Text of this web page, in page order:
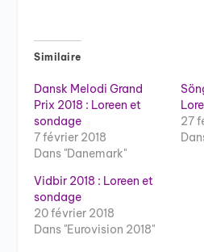
Similaire
Dansk Melodi Grand
Prix 2018 : Loreen et
sondage
7 février 2018
Dans "Danemark"
27
Vidbir 2018 : Loreen et
sondage
20 février 2018
Dans "Eurovision 2018"